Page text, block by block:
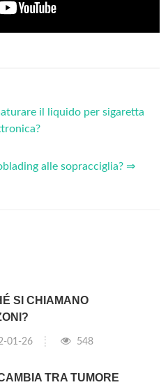
il liquido per sigaretta
alle sopracciglia? ⇒
SI CHIAMANO
01-26 548
TRA TUMORE